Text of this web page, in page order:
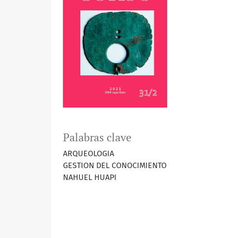
Palabras clave
ARQUEOLOGIA
GESTION DEL CONOCIMIENTO
NAHUEL HUAPI